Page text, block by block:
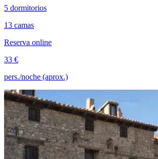
5 dormitorios
13 camas
Reserva online
33 €
pers./noche (aprox.)